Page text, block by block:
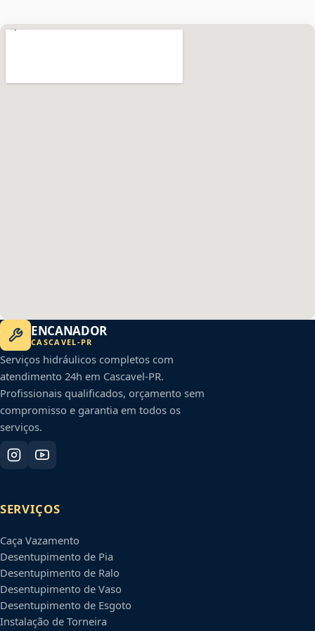
ENCANADOR
CASCAVEL-PR
Serviços hidráulicos completos com
atendimento 24h em Cascavel-PR.
Profissionais qualificados, orçamento sem
compromisso e garantia em todos os
serviços.
SERVIÇOS
Caça Vazamento
Desentupimento de Pia
Desentupimento de Ralo
Desentupimento de Vaso
Desentupimento de Esgoto
Instalação de Torneira